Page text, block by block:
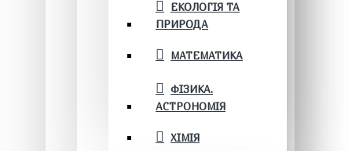
ЕКОЛОГІЯ ТА
ПРИРОДА
МАТЕМАТИКА
ФІЗИКА.
АСТРОНОМІЯ
ХІМІЯ